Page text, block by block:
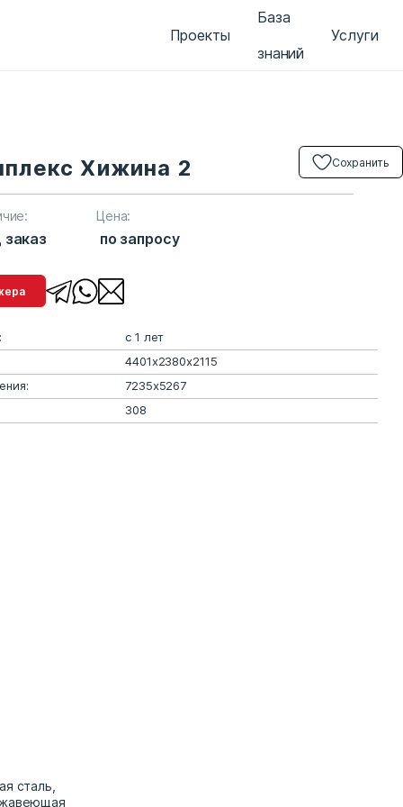
Проекты
База
знаний
Услуги
Хижина 2
Цена:
по запросу
Сохранить
с 1 лет
4401х2380х2115
7235х5267
308
сталь,